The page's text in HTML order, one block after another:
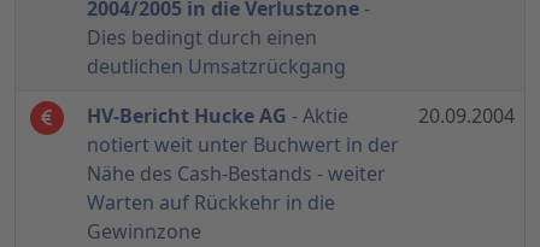
2004/2005 in die Verlustzone -
Dies bedingt durch einen
deutlichen Umsatzrückgang
HV-Bericht Hucke AG - Aktie
notiert weit unter Buchwert in der
Nähe des Cash-Bestands - weiter
Warten auf Rückkehr in die
Gewinnzone
20.09.2004